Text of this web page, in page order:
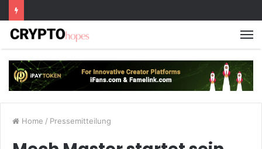
Home / Pressemitteilung